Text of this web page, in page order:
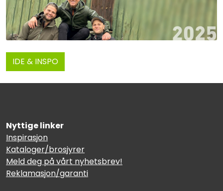
IDE & INSPO
Nyttige linker
Inspirasjon
Kataloger/brosjyrer
Meld deg på vårt nyhetsbrev!
Reklamasjon/garanti